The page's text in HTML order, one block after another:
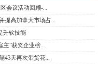
会议活动回顾-...
提高加拿大市场占...
升软技能
”获奖企业榜...
43天再次带货花...